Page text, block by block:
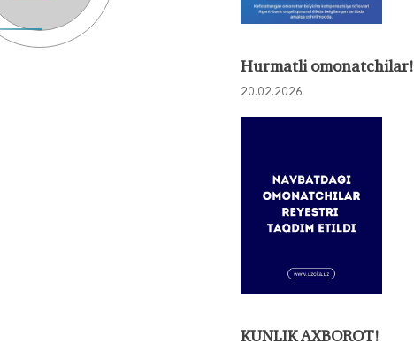
Hurmatli omonatchilar!
20.02.2026
KUNLIK AXBOROT!